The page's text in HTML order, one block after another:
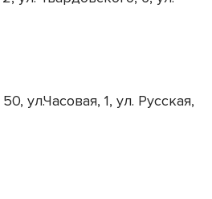
ул.Часовая, 1, ул. Русская,